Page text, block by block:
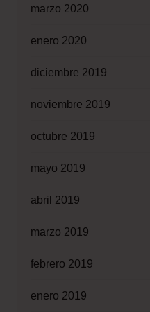
marzo 2020
enero 2020
diciembre 2019
noviembre 2019
octubre 2019
mayo 2019
abril 2019
marzo 2019
febrero 2019
enero 2019